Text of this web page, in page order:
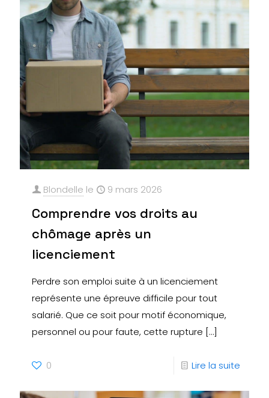
Blondelle le 9 mars 2026
Comprendre vos droits au
chômage après un
licenciement
Perdre son emploi suite à un licenciement
représente une épreuve difficile pour tout
salarié. Que ce soit pour motif économique,
personnel ou pour faute, cette rupture […]
0 Lire la suite